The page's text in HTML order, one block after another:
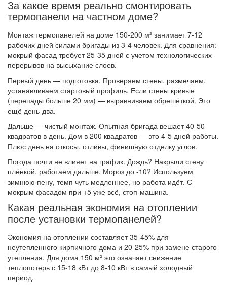
За какое время реально смонтировать
термопанели на частном доме?
Монтаж термопанелей на доме 150-200 м² занимает 7-12
рабочих дней силами бригады из 3-4 человек. Для сравнения:
мокрый фасад требует 25-35 дней с учетом технологических
перерывов на высыхание слоев.
Первый день — подготовка. Проверяем стены, размечаем,
устанавливаем стартовый профиль. Если стены кривые
(перепады больше 20 мм) — выравниваем обрешёткой. Это
ещё день-два.
Дальше — чистый монтаж. Опытная бригада вешает 40-50
квадратов в день. Дом в 200 квадратов — это 4-5 дней работы.
Плюс день на откосы, отливы, финишную отделку углов.
Погода почти не влияет на график. Дождь? Накрыли стену
плёнкой, работаем дальше. Мороз до -10? Используем
зимнюю пену, темп чуть медленнее, но работа идёт. С
мокрым фасадом при +5 уже всё, стоп-машина.
Какая реальная экономия на отоплении
после установки термопанелей?
Экономия на отоплении составляет 35-45% для
неутепленного кирпичного дома и 20-25% при замене старого
утепления. Для дома 150 м² это означает снижение
теплопотерь с 15-18 кВт до 8-10 кВт в самый холодный
период.